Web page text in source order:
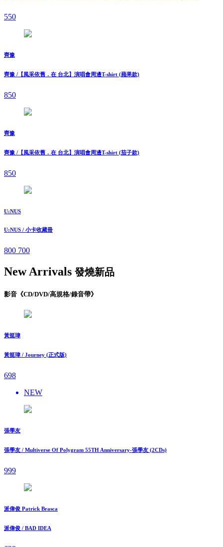
550
齊豫
齊豫 /【風采依舊．在 台北】演唱會周邊T-shirt (蘋果款)
850
齊豫
齊豫 /【風采依舊．在 台北】演唱會周邊T-shirt (茄子款)
850
U:NUS
U:NUS / 小卡收藏冊
800 700
New Arrivals 發燒新品
影音《CD/DVD/高規格/錄音帶》
黃挺瑋
黃挺瑋 / Journey (正式版)
698
NEW
張學友
張學友 / Multiverse Of Polygram 55TH Anniversary-張學友 (2CDs)
999
派偉俊 Patrick Brasca
派偉俊 / BAD IDEA